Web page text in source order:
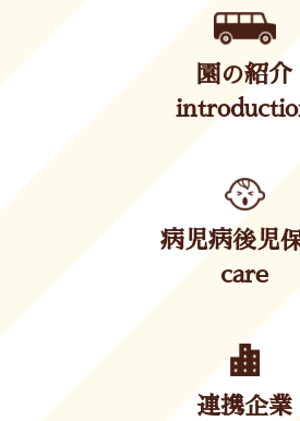
園の紹介
病児病後児
care
連携企業